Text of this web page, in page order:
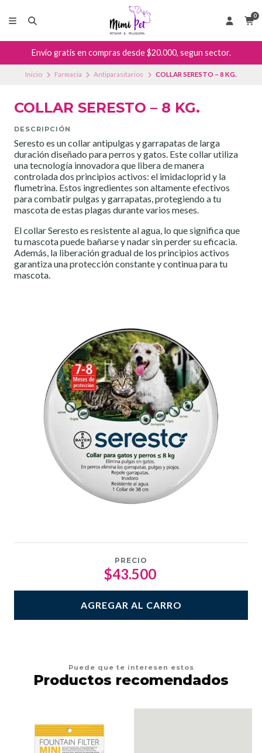
0
Envío gratis en compras desde $20.000, segun sector.
Inicio Farmacia Antiparasitarios COLLAR SERESTO – 8 KG.
COLLAR SERESTO – 8 KG.
DESCRIPCIÓN
Seresto es un collar antipulgas y garrapatas de larga
duración diseñado para perros y gatos. Este collar utiliza
una tecnología innovadora que libera de manera
controlada dos principios activos: el imidacloprid y la
flumetrina. Estos ingredientes son altamente efectivos
para combatir pulgas y garrapatas, protegiendo a tu
mascota de estas plagas durante varios meses.
El collar Seresto es resistente al agua, lo que significa que
tu mascota puede bañarse y nadar sin perder su eficacia.
Además, la liberación gradual de los principios activos
garantiza una protección constante y continua para tu
mascota.
PRECIO
$43.500
AGREGAR AL CARRO
Puede que te interesen estos
Productos recomendados